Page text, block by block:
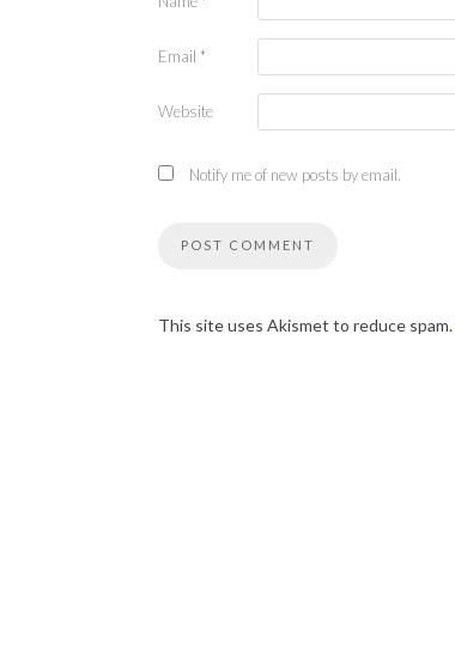
Email *
Website
Notify me of new posts by email.
This site uses Akismet to reduce spam.